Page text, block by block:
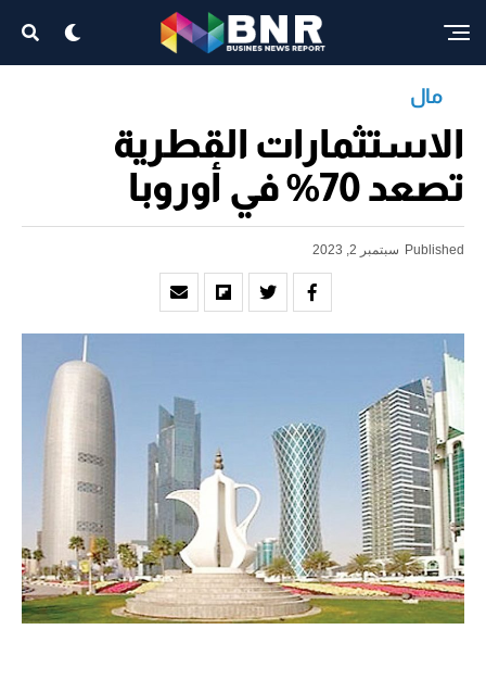
مال
الاستثمارات القطرية
تصعد 70% في أوروبا
Published سبتمبر 2, 2023